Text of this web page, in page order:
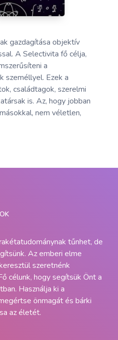
gazdagítása objektív
A Selectivita fő célja,
a
személlyel. Ezek a
családtagok, szerelmi
is. Az, hogy jobban
nem véletlen,
tűnhet, de
Az emberi elme
szeretnénk
célunk, hogy segítsük Önt a
Használja ki a
önmagát és bárki
az életét.